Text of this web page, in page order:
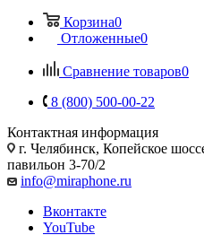
Корзина0
Отложенные0
Сравнение товаров0
8 (800) 500-00-22
Контактная информация
г. Челябинск, Копейское
павильон 3-70/2
info@miraphone.ru
Вконтакте
YouTube